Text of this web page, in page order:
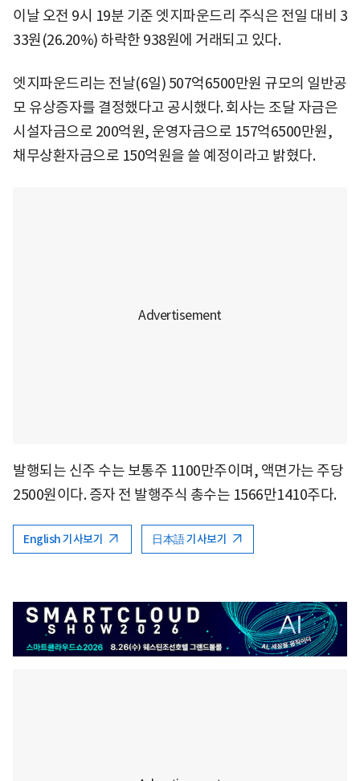
이날 오전 9시 19분 기준 엣지파운드리 주식은 전일 대비 3
33원(26.20%) 하락한 938원에 거래되고 있다.
엣지파운드리는 전날(6일) 507억6500만원 규모의 일반공
모 유상증자를 결정했다고 공시했다. 회사는 조달 자금은
시설자금으로 200억원, 운영자금으로 157억6500만원,
채무상환자금으로 150억원을 쓸 예정이라고 밝혔다.
발행되는 신주 수는 보통주 1100만주이며, 액면가는 주당
2500원이다. 증자 전 발행주식 총수는 1566만1410주다.
English 기사보기 日本語 기사보기